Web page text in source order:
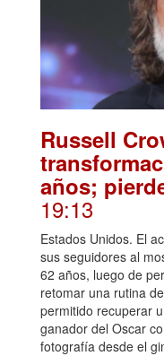
Russell
años;
19:13
Estados Unidos. El
sus seguidores al
62 años, luego de
retomar una rutina
permitido recuperar
ganador del Oscar
fotografía desde el